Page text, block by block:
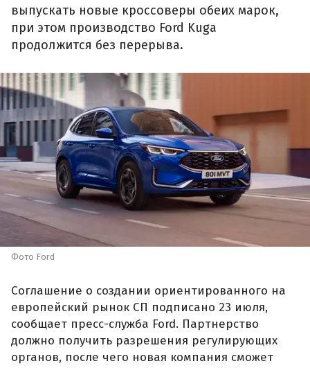
выпускать новые кроссоверы обеих марок,
при этом производство Ford Kuga
продолжится без перерыва.
Фото Ford
Соглашение о создании ориентированного на
европейский рынок СП подписано 23 июля,
сообщает пресс-служба Ford. Партнерство
должно получить разрешения регулирующих
органов, после чего новая компания сможет